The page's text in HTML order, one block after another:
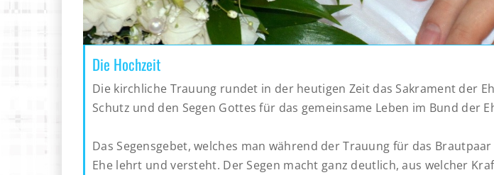
Die Hochzeit
Die kirchliche Trauung rundet in der heutigen Zeit das Sakrament der
Schutz und den Segen Gottes für das gemeinsame Leben im Bund der
Das Segensgebet, welches man während der Trauung für das
Ehe lehrt und versteht. Der Segen macht ganz deutlich, aus welcher